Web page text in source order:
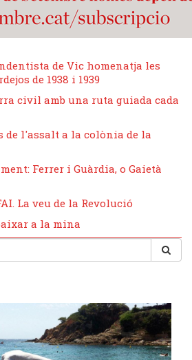
de Vic homenatja les
de 1938 i 1939
civil amb una ruta guiada cada
de l'assalt a la colònia de la
Ferrer i Guàrdia, o Gaietà
La veu de la Revolució
a la mina